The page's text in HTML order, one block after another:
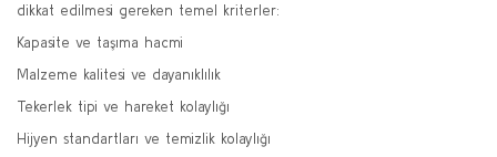
dikkat edilmesi gereken temel kriterler:
Kapasite ve taşıma hacmi
Malzeme kalitesi ve dayanıklılık
Tekerlek tipi ve hareket kolaylığı
Hijyen standartları ve temizlik kolaylığı